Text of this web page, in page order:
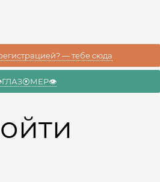
— тебе сюда